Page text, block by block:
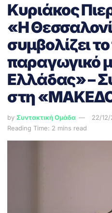
Κυριάκος
«Η
συμβολίζει
παραγωγικό
Ελλάδας» –
στη
by Συντακτική Ομάδα
22/
Reading Time: 2 mins read